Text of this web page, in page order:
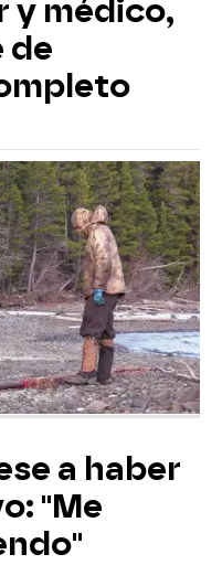
y médico,
de
a haber
"Me